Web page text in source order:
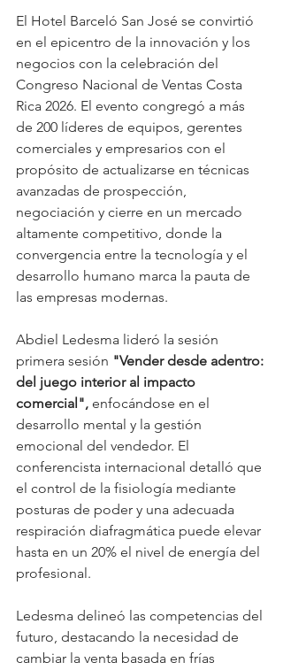
El Hotel Barceló San José se convirtió
en el epicentro de la innovación y los
negocios con la celebración del
Congreso Nacional de Ventas Costa
Rica 2026. El evento congregó a más
de 200 líderes de equipos, gerentes
comerciales y empresarios con el
propósito de actualizarse en técnicas
avanzadas de prospección,
negociación y cierre en un mercado
altamente competitivo, donde la
convergencia entre la tecnología y el
desarrollo humano marca la pauta de
las empresas modernas.
Abdiel Ledesma lideró la sesión
primera sesión "Vender desde adentro:
del juego interior al impacto
comercial", enfocándose en el
desarrollo mental y la gestión
emocional del vendedor. El
conferencista internacional detalló que
el control de la fisiología mediante
posturas de poder y una adecuada
respiración diafragmática puede elevar
hasta en un 20% el nivel de energía del
profesional.
Ledesma delineó las competencias del
futuro, destacando la necesidad de
cambiar la venta basada en frías